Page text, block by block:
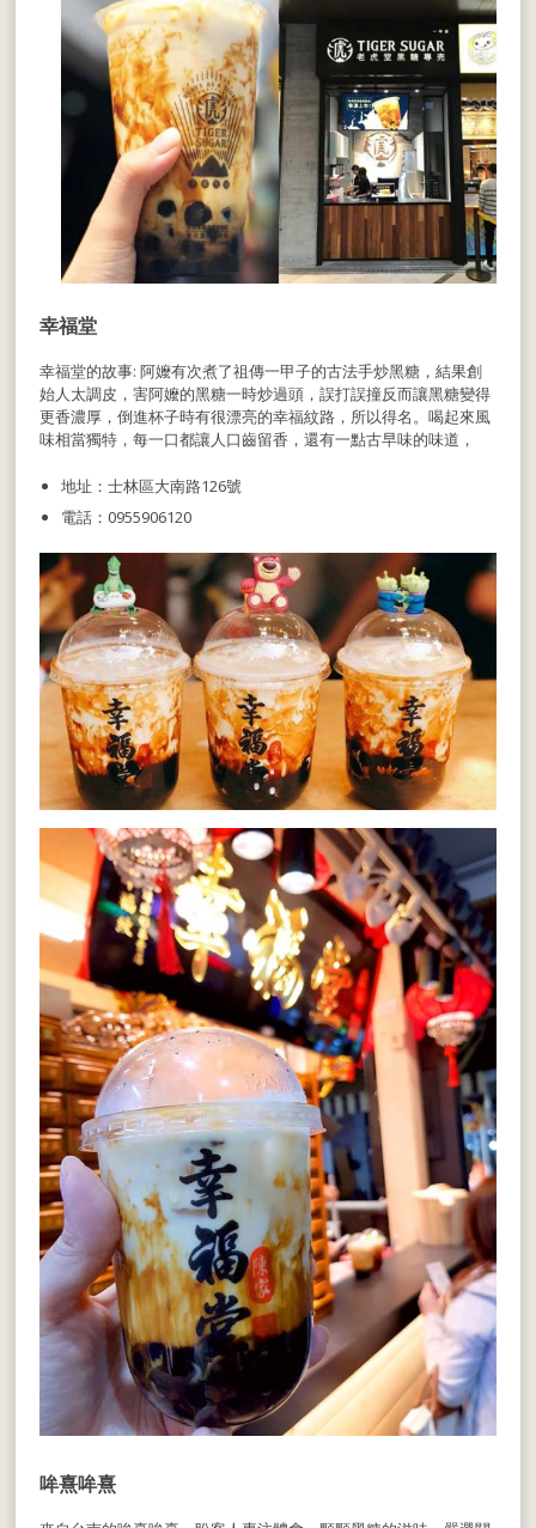
幸福堂
幸福堂的故事: 阿嬤有次煮了祖傳一甲子的古法手炒黑糖，結果創
始人太調皮，害阿嬤的黑糖一時炒過頭，誤打誤撞反而讓黑糖變得
更香濃厚，倒進杯子時有很漂亮的幸福紋路，所以得名。喝起來風
味相當獨特，每一口都讓人口齒留香，還有一點古早味的味道，
地址：士林區大南路126號
電話：0955906120
哞熹哞熹